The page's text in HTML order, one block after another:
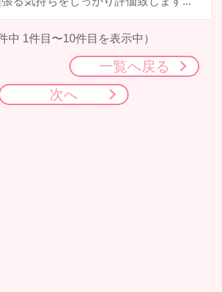
中 1件目〜10件目を表示中）
一覧へ戻る
次へ